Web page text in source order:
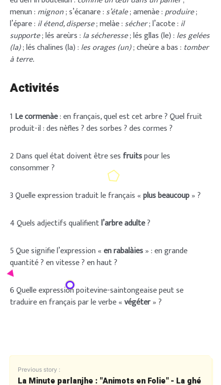
menun : mignon; s’écanare :s’étale; amenàe :produire;
l’épare : il étend, disperse; melàe :sécher; l’acote : il
supporte; lés areùrs : la sécheresse; lés gllas (le) : les gelées
(la); lés chalines (la) : les orages (un); cheùre a bas : tomber
à terre.
Activités
1 Le cormenàe: en français, quel est cet arbre ? Quel fruit
produit-il : des nèfles ? des sorbes ? des cormes ?
2 Dans quel état doivent être ses fruitspour les
consommer ?
3 Quelle expression traduit le français «plus beaucoup» ?
4 Quels adjectifs qualifientl’arbre adulte?
5 Que signifie l’expression «en rabalàies» : en grande
quantité ? en vitesse ? en haut ?
6 Quelle expression poitevine-saintongeaise peut se
traduire en français par le verbe «végéter» ?
Previous story :
La Minute parlanjhe : "Animots en Folie" - La ghé